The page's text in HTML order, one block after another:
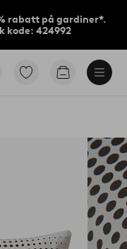
rabatt på gardiner*.
kode: 424992
Gå
Gå